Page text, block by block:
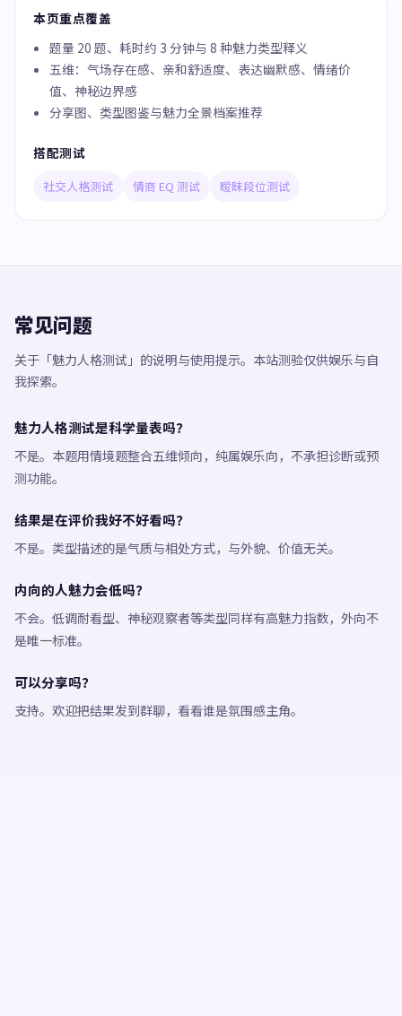
本页重点覆盖
题量 20 题、耗时约 3 分钟与 8 种魅力类型释义
五维：气场存在感、亲和舒适度、表达幽默感、情绪价
值、神秘边界感
分享图、类型图鉴与魅力全景档案推荐
搭配测试
社交人格测试 情商 EQ 测试 暧昧段位测试
常见问题
关于「魅力人格测试」的说明与使用提示。本站测验仅供娱乐与自
我探索。
魅力人格测试是科学量表吗？
不是。本题用情境题整合五维倾向，纯属娱乐向，不承担诊断或预
测功能。
结果是在评价我好不好看吗？
不是。类型描述的是气质与相处方式，与外貌、价值无关。
内向的人魅力会低吗？
不会。低调耐看型、神秘观察者等类型同样有高魅力指数，外向不
是唯一标准。
可以分享吗？
支持。欢迎把结果发到群聊，看看谁是氛围感主角。